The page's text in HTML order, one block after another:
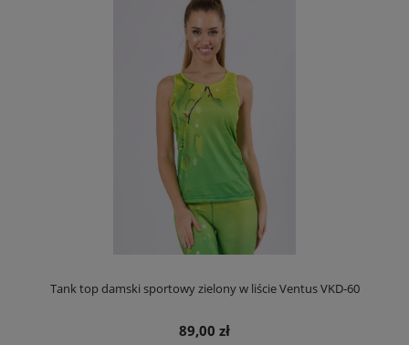
Tank top damski sportowy zielony w liście Ventus VKD-60
89,00 zł